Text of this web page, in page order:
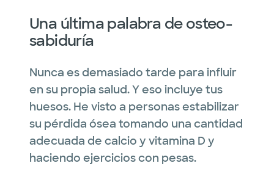
Una última palabra de osteo-
sabiduría
Nunca es demasiado tarde para influir
en su propia salud. Y eso incluye tus
huesos. He visto a personas estabilizar
su pérdida ósea tomando una cantidad
adecuada de calcio y vitamina D y
haciendo ejercicios con pesas.